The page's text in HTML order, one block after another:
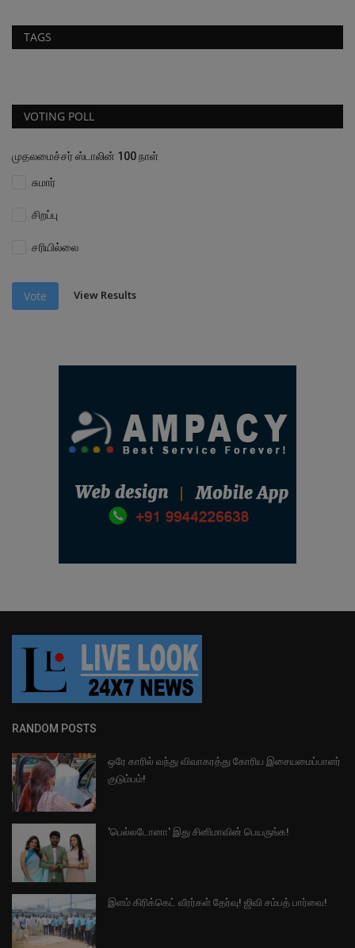
TAGS
VOTING POLL
முதலமைச்சர் ஸ்டாலின் 100 நாள்
சுமார்
சிறப்பு
சரியில்லை
Vote View Results
RANDOM POSTS
ஒரே காரில் வந்து விவாகரத்து கோரிய இசையமைப்பாளர்
குடும்பம்!
'பெல்லடோனா' இது சினிமாவின் பெயருங்க!
இளம் கிரிக்கெட் வீரர்கள் தேர்வு! ஜிவி சம்பத் பார்வை!